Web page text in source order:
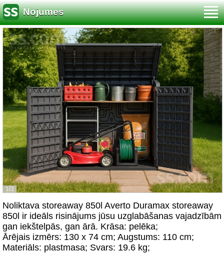
Nojumes
1/3
Noliktava storeaway 850l Averto Duramax storeaway
850l ir ideāls risinājums jūsu uzglabāšanas vajadzībām
gan iekštelpās, gan ārā. Krāsa: pelēka;
Ārējais izmērs: 130 x 74 cm; Augstums: 110 cm;
Materiāls: plastmasa; Svars: 19.6 kg;